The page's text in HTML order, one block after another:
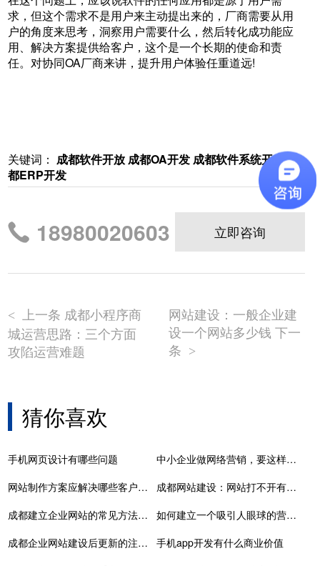
求，但这个需求不是用户来主动提出来的，厂商需要从用
户的角度来思考，洞察用户需要什么，然后转化成功能应
用、解决方案提供给客户，这个是一个长期的使命和责
任。对协同OA厂商来讲，提升用户体验任重道远!
关键词： 成都软件开放 成都OA开发 成都软件系统开发成
都ERP开发
18980020603 立即咨询
<
上一条 成都小程序商
城运营思路：三个方面
攻陷运营难题
网站建设：一般企业建
设一个网站多少钱 下一
条 >
猜你喜欢
手机网页设计有哪些问题
中小企业做网络营销，要这样选择网站建设企业
网站制作方案应解决哪些客户需求
成都网站建设：网站打不开有哪些原因
成都建立企业网站的常见方法介绍
如何建立一个吸引人眼球的营销型网站
成都企业网站建设后更新的注意事项
手机app开发有什么商业价值